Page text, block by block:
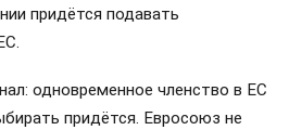
придётся подавать
одновременное членство в ЕС
придётся. Евросоюз не